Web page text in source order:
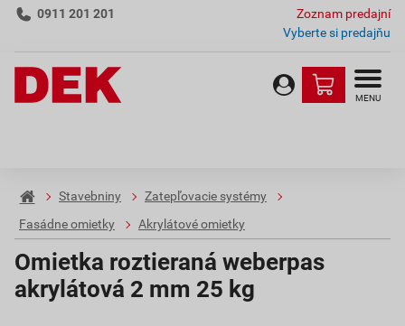
0911 201 201
Zoznam predajní
Vyberte si predajňu
MENU
Stavebniny
Zatepľovacie systémy
Fasádne omietky
Akrylátové omietky
Omietka roztieraná weberpas
akrylátová 2 mm 25 kg